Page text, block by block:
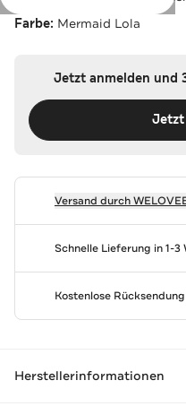
Farbe: Mermaid Lola
Jetzt anmelden und
Jetzt
Versand durch
Schnelle Lieferung in 1-3
Kostenlose Rücksendung
Herstellerinformationen